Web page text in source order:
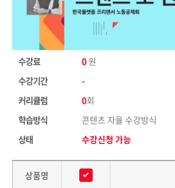
수강료 0원
수강기간
-
커리큘럼
0회
학습방식
콘텐츠 자율 수강방식
상태
수강신청 가능
상품명